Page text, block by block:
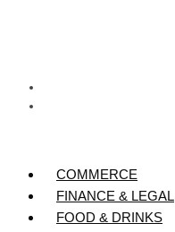
COMMERCE
FINANCE & LEGAL
FOOD & DRINKS